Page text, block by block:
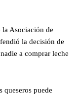
la Asociación de
la decisión de
a comprar leche
queseros puede